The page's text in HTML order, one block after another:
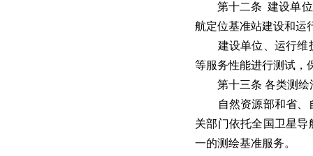
第十二条 建设单位
航定位基准站建设和运
建设单位、运行维护
等服务性能进行测试，
第十三条 各类测绘
自然资源部和省、自
关部门依托全国卫星
一的测绘基准服务。